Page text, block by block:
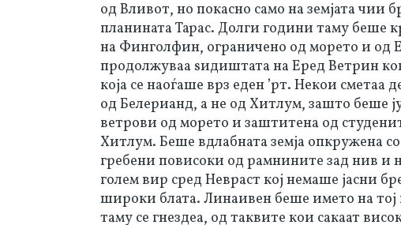
од Вливот, но покасно само на земјата чии
планината Тарас. Долги години таму беше
на Финголфин, ограничено од морето и од
продолжуваа ѕидиштата на Еред Ветрин
која се наоѓаше врз еден ’рт. Некои сметаа
од Белерианд, а не од Хитлум, зашто беше
ветрови од морето и заштитена од
Хитлум. Беше вдлабната земја опкружена
гребени повисоки од рамнините зад нив и
голем вир сред Невраст кој немаше јасни
широки блата. Линаивен беше името на
таму се гнездеа, од таквите кои сакаат